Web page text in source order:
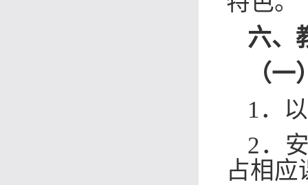
六、
（
1．
2．
占相应